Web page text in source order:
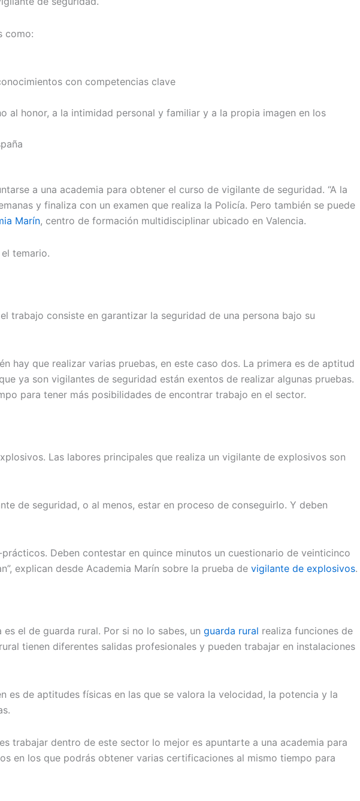
como:
con competencias clave
al honor, a la intimidad personal y familiar y a la propia imagen en los
a una academia para obtener el curso de vigilante de seguridad. “A la
y finaliza con un examen que realiza la Policía. Pero también se puede
Marín, centro de formación multidisciplinar ubicado en Valencia.
temario.
trabajo consiste en garantizar la seguridad de una persona bajo su
hay que realizar varias pruebas, en este caso dos. La primera es de aptitud
ya son vigilantes de seguridad están exentos de realizar algunas pruebas.
para tener más posibilidades de encontrar trabajo en el sector.
Las labores principales que realiza un vigilante de explosivos son
de seguridad, o al menos, estar en proceso de conseguirlo. Y deben
Deben contestar en quince minutos un cuestionario de veinticinco
explican desde Academia Marín sobre la prueba de vigilante de explosivos.
el de guarda rural. Por si no lo sabes, un guarda rural realiza funciones de
tienen diferentes salidas profesionales y pueden trabajar en instalaciones
es de aptitudes físicas en las que se valora la velocidad, la potencia y la
trabajar dentro de este sector lo mejor es apuntarte a una academia para
en los que podrás obtener varias certificaciones al mismo tiempo para